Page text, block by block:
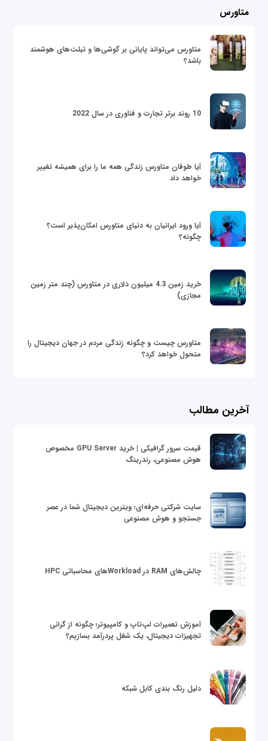
متاورس
متاورس می‌تواند پایانی بر گوشی‌ها و تبلت‌های هوشمند
باشد؟
10 روند برتر تجارت و فناوری در سال 2022
آیا طوفان متاورس زندگی همه ما را برای همیشه تغییر
خواهد داد
آیا ورود ایرانیان به دنیای متاورس امکان‌پذیر است؟
چگونه؟
خرید زمین 4.3 میلیون دلاری در متاورس (چند متر زمین
مجازی)
متاورس چیست و چگونه زندگی مردم در جهان دیجیتال را
متحول خواهد کرد؟
آخرین مطالب
قیمت سرور گرافیکی | خرید GPU Server مخصوص
هوش مصنوعی، رندرینگ
سایت شرکتی حرفه‌ای؛ ویترین دیجیتال شما در عصر
جستجو و هوش مصنوعی
چالش‌های RAM در Workloadهای محاسباتی HPC
آموزش تعمیرات لپ‌تاپ و کامپیوتر؛ چگونه از گرانی
تجهیزات دیجیتال، یک شغل پردرآمد بسازیم؟
دلیل رنگ بندی کابل شبکه